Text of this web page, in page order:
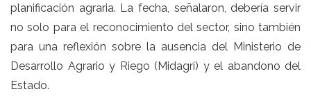
planificación agraria. La fecha, señalaron, debería servir
no solo para el reconocimiento del sector, sino también
para una reflexión sobre la ausencia del Ministerio de
Desarrollo Agrario y Riego (Midagri) y el abandono del
Estado.